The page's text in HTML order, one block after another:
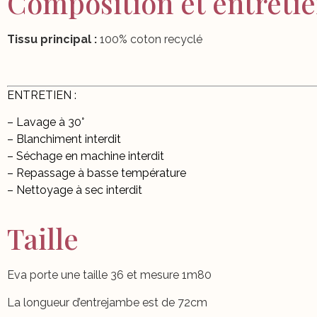
Tissu principal : 100% coton recyclé
ENTRETIEN :
– Lavage à 30°
– Blanchiment interdit
– Séchage en machine interdit
– Repassage à basse température
– Nettoyage à sec interdit
Taille
Eva porte une taille 36 et mesure 1m80
La longueur d’entrejambe est de 72cm